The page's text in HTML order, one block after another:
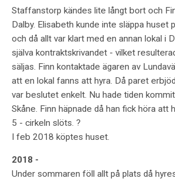
Staffanstorp kändes lite långt bort och
Dalby. Elisabeth kunde inte släppa huset
och då allt var klart med en annan lokal i
själva kontraktskrivandet - vilket
säljas. Finn kontaktade ägaren av
att en lokal fanns att hyra. Då paret
var beslutet enkelt. Nu hade tiden
Skåne. Finn häpnade då han fick höra
5 - cirkeln slöts. ?
I feb 2018 köptes huset.
2018 -
Under sommaren föll allt på plats då